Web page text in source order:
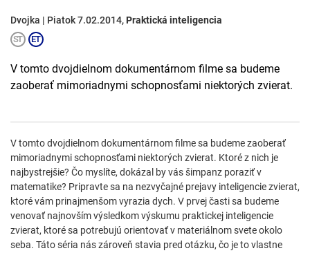
Dvojka | Piatok 7.02.2014, Praktická inteligencia
V tomto dvojdielnom dokumentárnom filme sa budeme
zaoberať mimoriadnymi schopnosťami niektorých zvierat.
V tomto dvojdielnom dokumentárnom filme sa budeme zaoberať
mimoriadnymi schopnosťami niektorých zvierat. Ktoré z nich je
najbystrejšie? Čo myslíte, dokázal by vás šimpanz poraziť v
matematike? Pripravte sa na nezvyčajné prejavy inteligencie zvierat,
ktoré vám prinajmenšom vyrazia dych. V prvej časti sa budeme
venovať najnovším výsledkom výskumu praktickej inteligencie
zvierat, ktoré sa potrebujú orientovať v materiálnom svete okolo
seba. Táto séria nás zároveň stavia pred otázku, čo je to vlastne